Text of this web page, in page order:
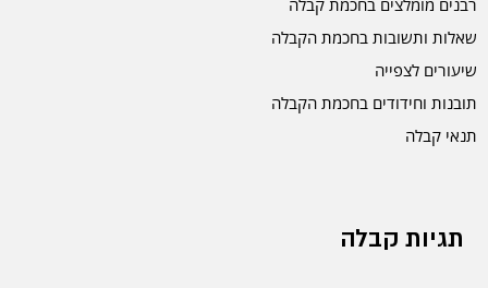
רבנים מומלצים בחכמת קבלה
שאלות ותשובות בחכמת הקבלה
שיעורים לצפייה
תובנות וחידודים בחכמת הקבלה
תנאי קבלה
תגיות קבלה